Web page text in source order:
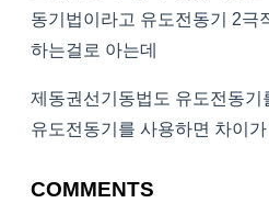
동기법이라고 유도전동기 2극
하는걸로 아는데
제동권선기동법도 유도전동기
유도전동기를 사용하면 차이
COMMENTS